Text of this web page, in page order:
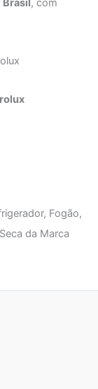
Brasil, com
Fogão,
da Marca